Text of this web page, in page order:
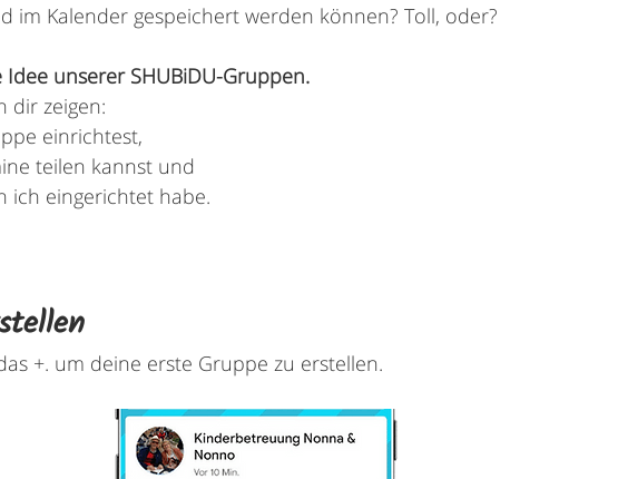
im Kalender gespeichert werden können? Toll, oder?
Idee unserer SHUBiDU-Gruppen.
dir zeigen:
einrichtest,
teilen kannst und
ich eingerichtet habe.
+. um deine erste Gruppe zu erstellen.